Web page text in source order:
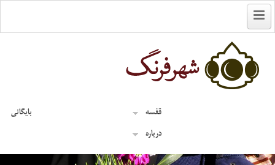
قفسه
بایگانی
درباره